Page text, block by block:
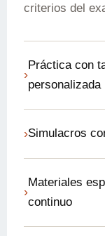
criterios del
›
Práctica con
personalizada
aparecen en el
detallada
de evaluación.
›Simulacros
reales para
y reducir la
›
Materiales
continuo